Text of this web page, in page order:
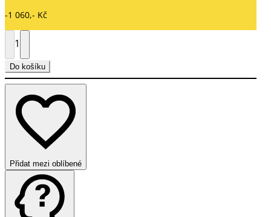
-1 060,- Kč
1
Do košíku
Přidat mezi oblíbené